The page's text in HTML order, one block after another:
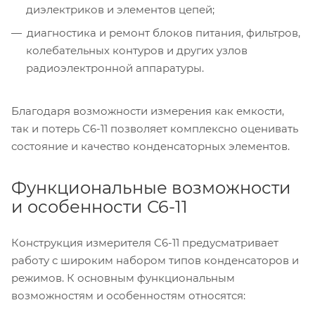
диэлектриков и элементов цепей;
диагностика и ремонт блоков питания, фильтров,
колебательных контуров и других узлов
радиоэлектронной аппаратуры.
Благодаря возможности измерения как емкости,
так и потерь С6-11 позволяет комплексно оценивать
состояние и качество конденсаторных элементов.
Функциональные возможности
и особенности С6-11
Конструкция измерителя С6-11 предусматривает
работу с широким набором типов конденсаторов и
режимов. К основным функциональным
возможностям и особенностям относятся: